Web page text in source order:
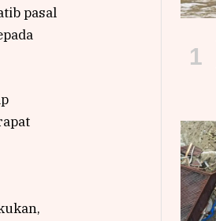
pasal